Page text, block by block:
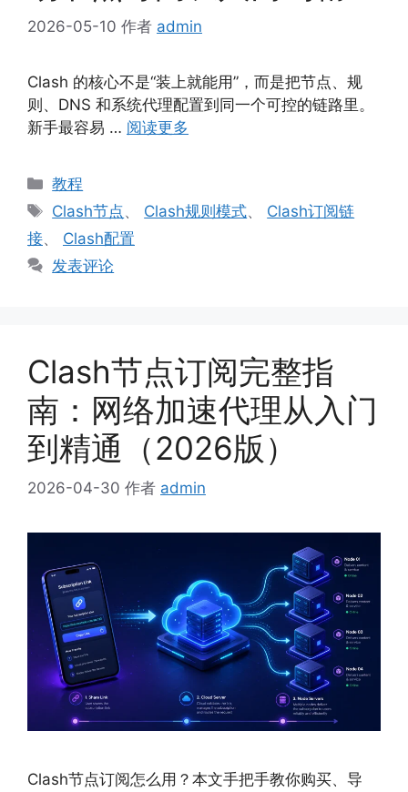
2026-05-10 作者 admin
Clash 的核心不是“装上就能用”，而是把节点、规
则、DNS 和系统代理配置到同一个可控的链路里。
新手最容易 … 阅读更多
分
类
教程
标
签
Clash节点、 Clash规则模式、 Clash订阅链
接、 Clash配置
发表评论
Clash节点订阅完整指
南：网络加速代理从入门
到精通（2026版）
2026-04-30 作者 admin
Clash节点订阅怎么用？本文手把手教你购买、导